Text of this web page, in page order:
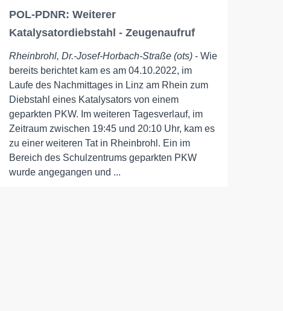
POL-PDNR: Weiterer
Katalysatordiebstahl - Zeugenaufruf
Rheinbrohl, Dr.-Josef-Horbach-Straße (ots) - Wie
bereits berichtet kam es am 04.10.2022, im
Laufe des Nachmittages in Linz am Rhein zum
Diebstahl eines Katalysators von einem
geparkten PKW. Im weiteren Tagesverlauf, im
Zeitraum zwischen 19:45 und 20:10 Uhr, kam es
zu einer weiteren Tat in Rheinbrohl. Ein im
Bereich des Schulzentrums geparkten PKW
wurde angegangen und ...